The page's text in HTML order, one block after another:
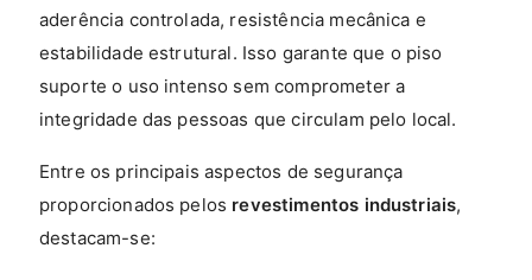
aderência controlada, resistência mecânica e
estabilidade estrutural. Isso garante que o piso
suporte o uso intenso sem comprometer a
integridade das pessoas que circulam pelo local.
Entre os principais aspectos de segurança
proporcionados pelos revestimentos industriais,
destacam-se: